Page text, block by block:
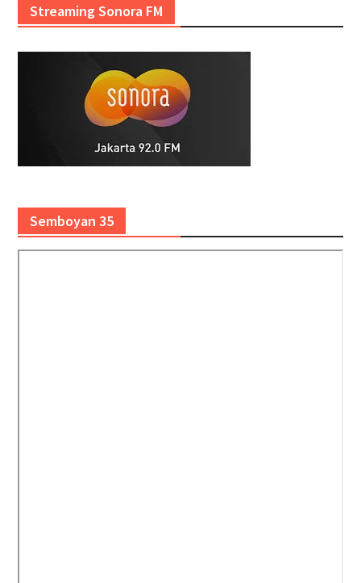
Streaming Sonora FM
Semboyan 35